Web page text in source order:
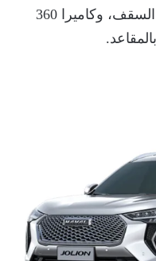
المصابيح.، وإضاءة محيطة بفتحة السقف، وكاميرا 360